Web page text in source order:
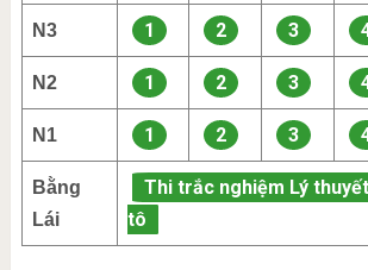
N3 1 2 3
N2 1 2 3
N1 1 2 3
Bằng
Lái
Thi trắc nghiệm Lý
tô